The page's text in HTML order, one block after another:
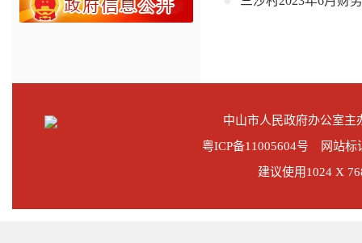
中山市人民政府办公室
粤ICP备11005604号 网站标
建议使用1024 X